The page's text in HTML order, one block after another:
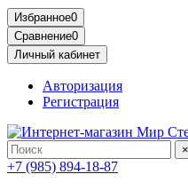
Избранное0
Сравнение0
Личный кабинет
Авторизация
Регистрация
×
+7 (985) 894-18-87